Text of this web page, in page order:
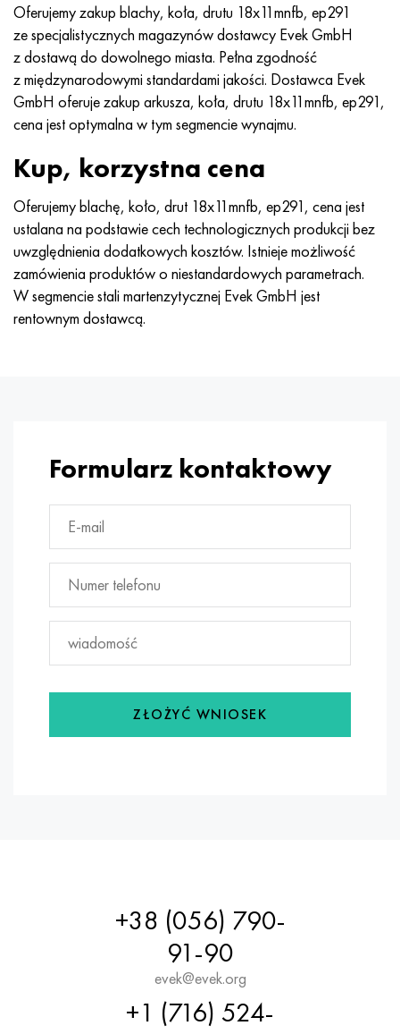
Oferujemy zakup blachy, koła, drutu 18x11mnfb, ep291
ze specjalistycznych magazynów dostawcy Evek GmbH
z dostawą do dowolnego miasta. Pełna zgodność
z międzynarodowymi standardami jakości. Dostawca Evek
GmbH oferuje zakup arkusza, koła, drutu 18x11mnfb, ep291,
cena jest optymalna w tym segmencie wynajmu.
Kup, korzystna cena
Oferujemy blachę, koło, drut 18x11mnfb, ep291, cena jest
ustalana na podstawie cech technologicznych produkcji bez
uwzględnienia dodatkowych kosztów. Istnieje możliwość
zamówienia produktów o niestandardowych parametrach.
W segmencie stali martenzytycznej Evek GmbH jest
rentownym dostawcą.
Formularz kontaktowy
ZŁOŻYĆ WNIOSEK
+38 (056) 790-
91-90
evek@evek.org
+1 (716) 524-